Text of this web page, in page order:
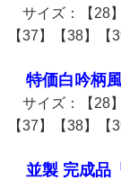
サイズ：【28
【37】【38】【
特価白吟柄
サイズ：【28
【37】【38】【
並製 完成品